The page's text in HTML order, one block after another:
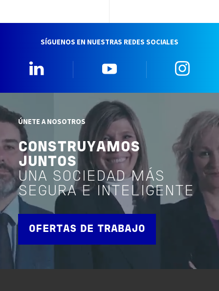
SÍGUENOS EN NUESTRAS REDES SOCIALES
ÚNETE A NOSOTROS
CONSTRUYAMOS
JUNTOS
UNA SOCIEDAD MÁS
SEGURA E INTELIGENTE
OFERTAS DE TRABAJO